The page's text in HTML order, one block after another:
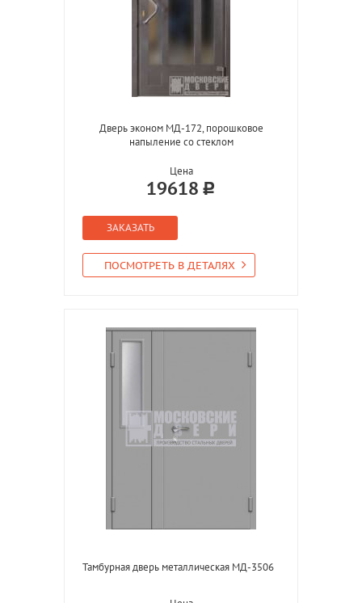
Дверь эконом МД-172, порошковое
напыление со стеклом
Цена
19618
ЗАКАЗАТЬ
ПОСМОТРЕТЬ В ДЕТАЛЯХ
Тамбурная дверь металлическая МД-3506